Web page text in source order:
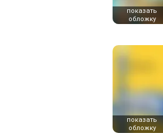
показать
обложку
показать
обложку